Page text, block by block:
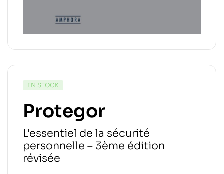
EN STOCK
Protegor
L'essentiel de la sécurité
personnelle – 3ème édition
révisée